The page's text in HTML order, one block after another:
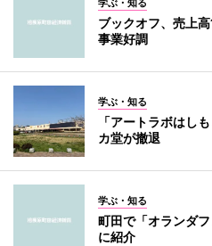
学ぶ・知る
ブックオフ、売上
事業好調
学ぶ・知る
「アートラボはし
カ堂が撤退
学ぶ・知る
町田で「オランダ
に紹介